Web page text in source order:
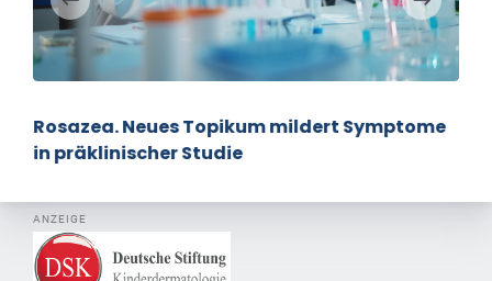
Rosazea. Neues Topikum mildert Symptome
in präklinischer Studie
ANZEIGE